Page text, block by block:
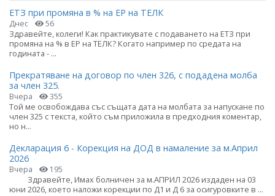
ЕТЗ при промяна в % на ЕР на ТЕЛК
Днес 56
Здравейте, колеги! Как практикувате с подаването на ЕТЗ при
промяна на % в ЕР на ТЕЛК? Когато например по средата на
годината - ...
Прекратяване на договор по член 326, с подадена молба
за член 325.
Вчера 355
Той ме освобождава със същата дата на молбата за напускане по
член 325 с текста, който съм приложила в предходния коментар,
но н...
Декларация 6 - Корекция на ДОД в намаление за м.Април
2026
Вчера 195
Здравейте, Имах болничен за м.АПРИЛ 2026 издаден на 03
юни 2026, което наложи корекции по Д1 и Д 6 за осигуровките в ...